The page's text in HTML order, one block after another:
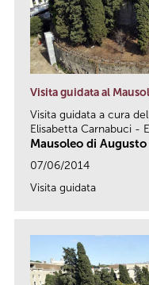
Visita guidata al
Visita guidata a cura
Elisabetta Carnabuci -
Mausoleo di Augusto
07/06/2014
Visita guidata